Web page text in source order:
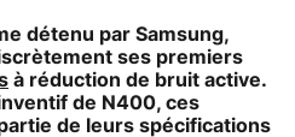
détenu par Samsung,
ses premiers
à réduction de bruit active.
de N400, ces
de leurs spécifications